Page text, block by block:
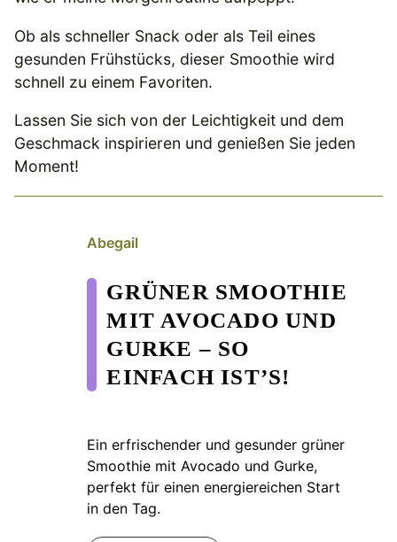
Ob als schneller Snack oder als Teil eines
gesunden Frühstücks, dieser Smoothie wird
schnell zu einem Favoriten.
Lassen Sie sich von der Leichtigkeit und dem
Geschmack inspirieren und genießen Sie jeden
Moment!
Abegail
GRÜNER SMOOTHIE
MIT AVOCADO UND
GURKE – SO
EINFACH IST’S!
Ein erfrischender und gesunder grüner
Smoothie mit Avocado und Gurke,
perfekt für einen energiereichen Start
in den Tag.